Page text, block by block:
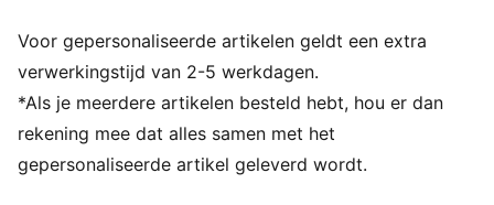
Voor gepersonaliseerde artikelen geldt een extra
verwerkingstijd van 2-5 werkdagen.
*Als je meerdere artikelen besteld hebt, hou er dan
rekening mee dat alles samen met het
gepersonaliseerde artikel geleverd wordt.